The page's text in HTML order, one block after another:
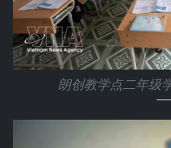
朗创教学点二年级